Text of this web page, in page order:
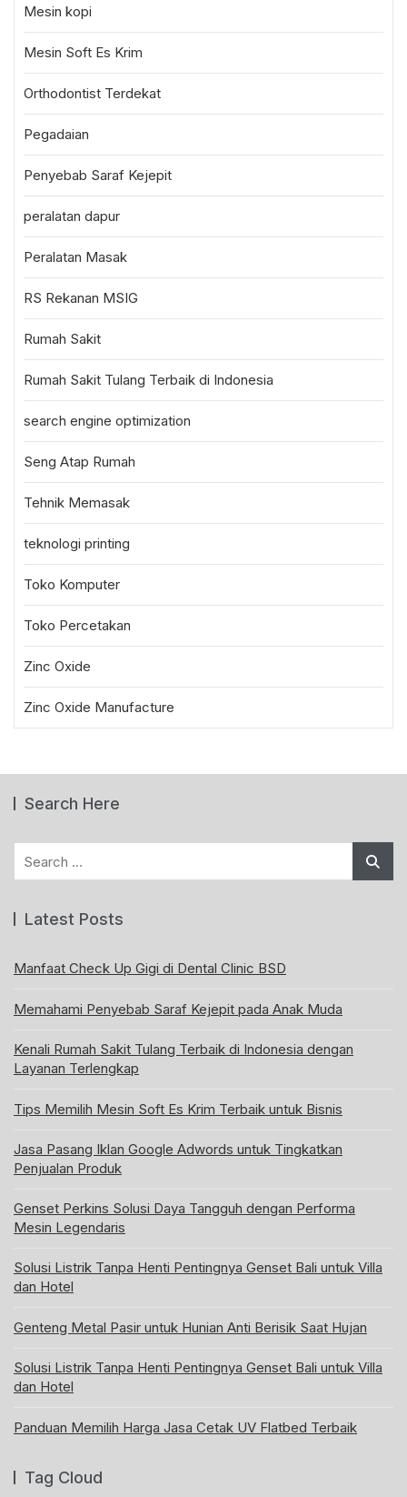
Mesin kopi
Mesin Soft Es Krim
Orthodontist Terdekat
Pegadaian
Penyebab Saraf Kejepit
peralatan dapur
Peralatan Masak
RS Rekanan MSIG
Rumah Sakit
Rumah Sakit Tulang Terbaik di Indonesia
search engine optimization
Seng Atap Rumah
Tehnik Memasak
teknologi printing
Toko Komputer
Toko Percetakan
Zinc Oxide
Zinc Oxide Manufacture
Search Here
Latest Posts
Manfaat Check Up Gigi di Dental Clinic BSD
Memahami Penyebab Saraf Kejepit pada Anak Muda
Kenali Rumah Sakit Tulang Terbaik di Indonesia dengan
Layanan Terlengkap
Tips Memilih Mesin Soft Es Krim Terbaik untuk Bisnis
Jasa Pasang Iklan Google Adwords untuk Tingkatkan
Penjualan Produk
Genset Perkins Solusi Daya Tangguh dengan Performa
Mesin Legendaris
Solusi Listrik Tanpa Henti Pentingnya Genset Bali untuk Villa
dan Hotel
Genteng Metal Pasir untuk Hunian Anti Berisik Saat Hujan
Solusi Listrik Tanpa Henti Pentingnya Genset Bali untuk Villa
dan Hotel
Panduan Memilih Harga Jasa Cetak UV Flatbed Terbaik
Tag Cloud